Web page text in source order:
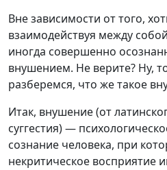
Вне зависимости от того,
взаимодействуя между
иногда совершенно
внушением. Не верите? Ну,
разберемся, что же такое
Итак, внушение (от
суггестия) —
сознание человека, при
некритическое восприятие